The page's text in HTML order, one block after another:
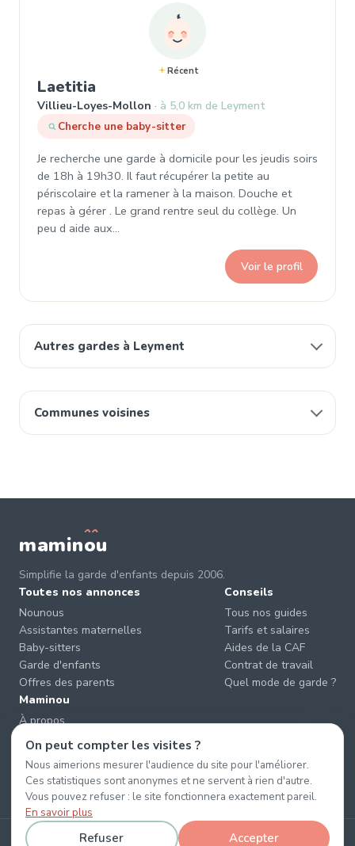
Autres gardes à Leyment
Communes voisines
Récent
Laetitia
Villieu-Loyes-Mollon
à 5,0 km de Leyment
Cherche une baby-sitter
Je recherche une garde à domicile pour les jeudis soirs
de 18h à 19h30. Il faut récupérer la petite au
périscolaire et la ramener à la maison. Douche et
repas à gérer . Le grand rentre seul du collège. Un
peu d aide aux…
Voir le profil
maminou
Simplifie la garde d'enfants depuis 2006.
Toutes nos annonces
Nounous
Assistantes maternelles
Baby-sitters
Garde d'enfants
Offres des parents
Conseils
Tous nos guides
Tarifs et salaires
Aides de la CAF
Contrat de travail
Quel mode de garde ?
Maminou
À propos
Nous contacter
Éviter les arnaques
CGU & CGV
Confidentialité
© 2026 Maminou · Sans surtaxe, sans engagement. ·
On peut compter les visites ?
Nous aimerions mesurer l'audience du site pour l'améliorer.
Ces statistiques sont anonymes et ne servent à rien d'autre.
Vous pouvez refuser : le site fonctionnera exactement pareil.
En savoir plus
Refuser Accepter